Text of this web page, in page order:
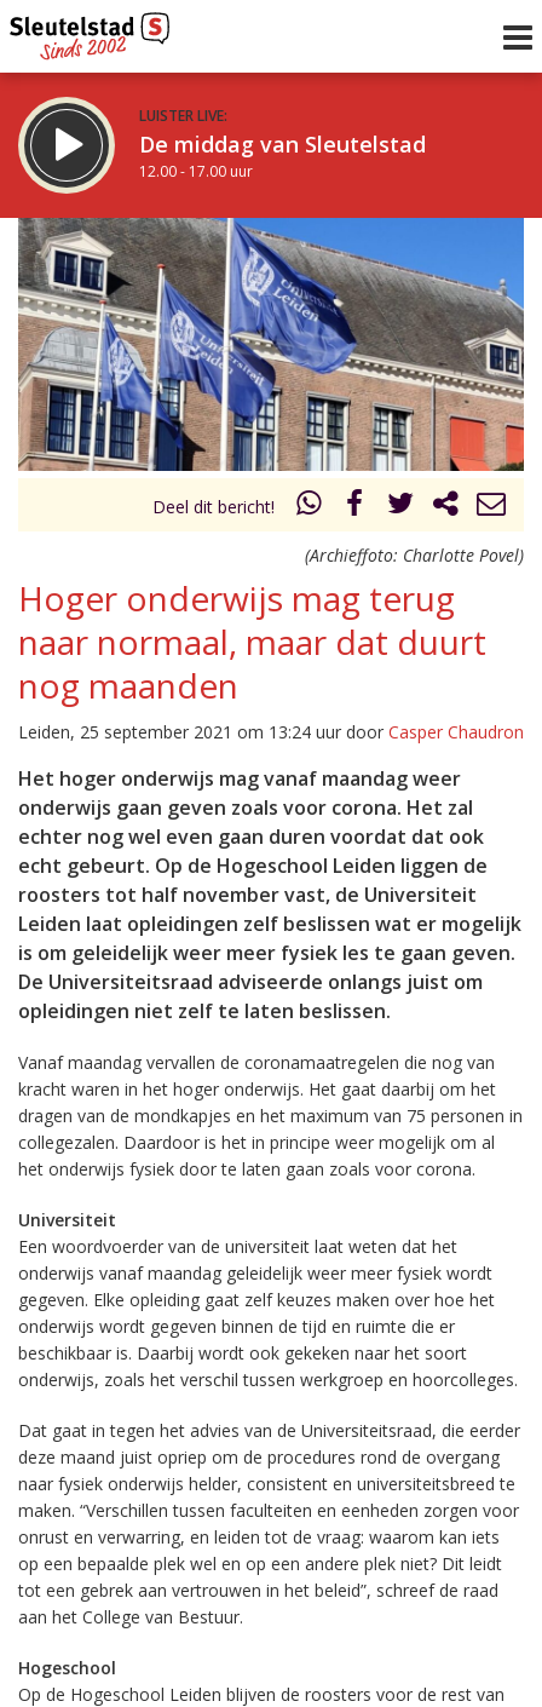
LUISTER LIVE:
De middag van Sleutelstad
12.00 - 17.00 uur
STRAKS:
Sleutelstad 30
17.00 - 19.00 uur
Vorig uur
uur 1 van 0 Volgend uur
Inklappen
Deel dit bericht!
(Archieffoto: Charlotte Povel)
Hoger onderwijs mag terug
naar normaal, maar dat duurt
nog maanden
Leiden, 25 september 2021 om 13:24 uur door Casper Chaudron
Het hoger onderwijs mag vanaf maandag weer
onderwijs gaan geven zoals voor corona. Het zal
echter nog wel even gaan duren voordat dat ook
echt gebeurt. Op de Hogeschool Leiden liggen de
roosters tot half november vast, de Universiteit
Leiden laat opleidingen zelf beslissen wat er mogelijk
is om geleidelijk weer meer fysiek les te gaan geven.
De Universiteitsraad adviseerde onlangs juist om
opleidingen niet zelf te laten beslissen.
Vanaf maandag vervallen de coronamaatregelen die nog van
kracht waren in het hoger onderwijs. Het gaat daarbij om het
dragen van de mondkapjes en het maximum van 75 personen in
collegezalen. Daardoor is het in principe weer mogelijk om al
het onderwijs fysiek door te laten gaan zoals voor corona.
Universiteit
Een woordvoerder van de universiteit laat weten dat het
onderwijs vanaf maandag geleidelijk weer meer fysiek wordt
gegeven. Elke opleiding gaat zelf keuzes maken over hoe het
onderwijs wordt gegeven binnen de tijd en ruimte die er
beschikbaar is. Daarbij wordt ook gekeken naar het soort
onderwijs, zoals het verschil tussen werkgroep en hoorcolleges.
Dat gaat in tegen het advies van de Universiteitsraad, die eerder
deze maand juist opriep om de procedures rond de overgang
naar fysiek onderwijs helder, consistent en universiteitsbreed te
maken. “Verschillen tussen faculteiten en eenheden zorgen voor
onrust en verwarring, en leiden tot de vraag: waarom kan iets
op een bepaalde plek wel en op een andere plek niet? Dit leidt
tot een gebrek aan vertrouwen in het beleid”, schreef de raad
aan het College van Bestuur.
Hogeschool
Op de Hogeschool Leiden blijven de roosters voor de rest van